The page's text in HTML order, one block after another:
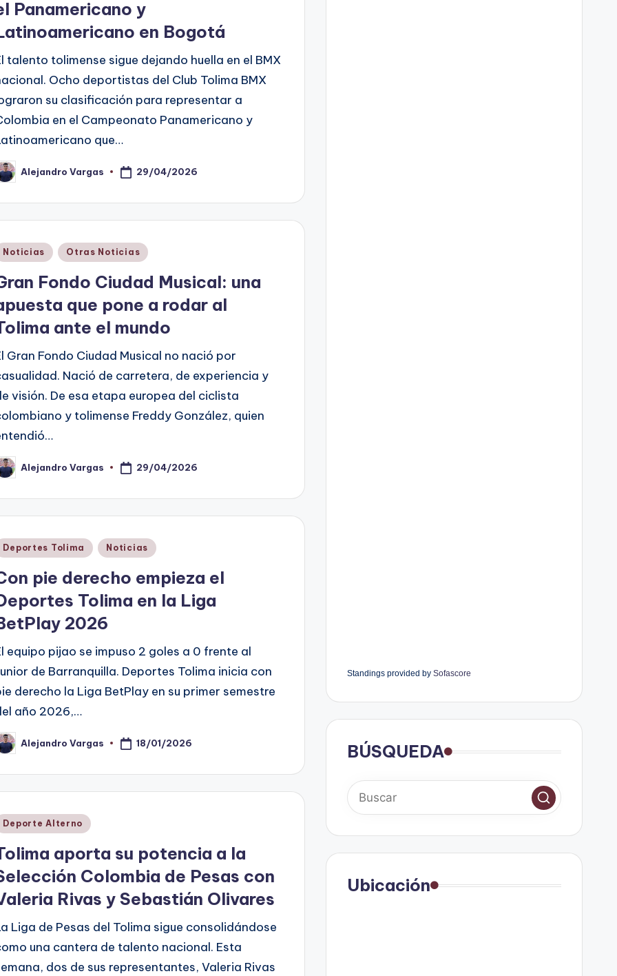
Panamericano y
en Bogotá
talento tolimense sigue dejando huella en el BMX
Ocho deportistas del Club Tolima BMX
su clasificación para representar a
en el Campeonato Panamericano y
que…
Alejandro Vargas 29/04/2026
Noticias Otras Noticias
Fondo Ciudad Musical: una
que pone a rodar al
ante el mundo
Gran Fondo Ciudad Musical no nació por
Nació de carretera, de experiencia y
visión. De esa etapa europea del ciclista
y tolimense Freddy González, quien
Alejandro Vargas 29/04/2026
Deportes Tolima Noticias
pie derecho empieza el
Tolima en la Liga
2026
equipo pijao se impuso 2 goles a 0 frente al
de Barranquilla. Deportes Tolima inicia con
derecho la Liga BetPlay en su primer semestre
año 2026,…
Alejandro Vargas 18/01/2026
Deporte Alterno
aporta su potencia a la
Colombia de Pesas con
Rivas y Sebastián Olivares
Liga de Pesas del Tolima sigue consolidándose
una cantera de talento nacional. Esta
dos de sus representantes, Valeria Rivas
Standings provided by Sofascore
BÚSQUEDA
Ubicación